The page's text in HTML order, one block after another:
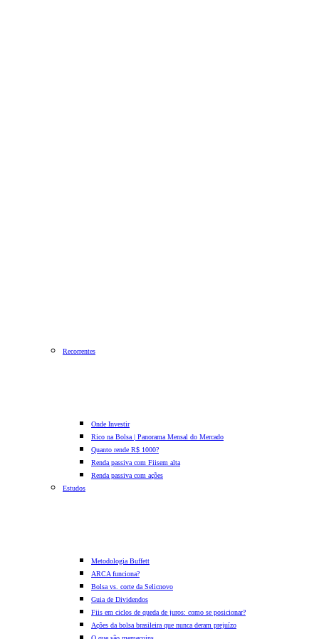
Recorrentes
Onde Investir
Rico na Bolsa | Panorama Mensal do Mercado
Quanto rende R$ 1000?
Renda passiva com Fiisem alta
Renda passiva com ações
Estudos
Metodologia Buffett
ARCA funciona?
Bolsa vs. corte da Selicnovo
Guia de Dividendos
Fiis em ciclos de queda de juros: como se posicionar?
Ações da bolsa brasileira que nunca deram prejuízo